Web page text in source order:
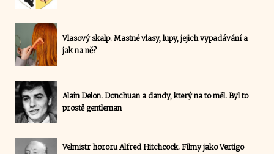
Vlasový skalp. Mastné vlasy, lupy, jejich vypadávání a
jak na ně?
Alain Delon. Donchuan a dandy, který na to měl. Byl to
prostě gentleman
Velmistr hororu Alfred Hitchcock. Filmy jako Vertigo